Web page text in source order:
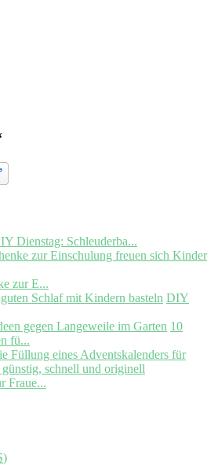
Dienstag: Schleuderba...
zur E...
DIY
10
fü...
Fraue...
)